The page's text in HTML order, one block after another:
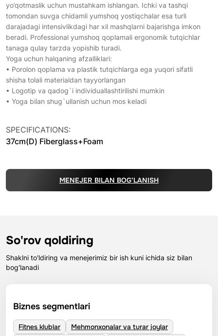
yo’qotmaslik uchun mustahkam ishlangan. Ichki va tashqi
tomondan suvga chidamli yumshoq yostiqchalar esa turli
darajadagi intensivlikdagi har xil mashqlarni bajarishga imkon
beradi. Professional yumshoq qoplamali ergonomik tutqichlar
tanaga qulay tarzda yopishib turadi.
Yoga uchun halqaning afzalliklari:
• Porolon qoplama va plastik tutqichlarga ega yuqori sifatli
shisha tolali materialdan tayyorlangan
• Logotip va qadog`i individuallashtirilishi mumkin
• Yoga bilan shug`ullanish uchun mos keladi
SPECIFICATIONS:
37cm(D) Fiberglass+Foam
MENEJER BILAN BOG‘LANISH
So'rov qoldiring
Shaklni to'ldiring va menejerimiz bir ish kuni ichida siz bilan
bog'lanadi
Biznes segmentlari
Fitnes klublar
Mehmonxonalar va turar joylar